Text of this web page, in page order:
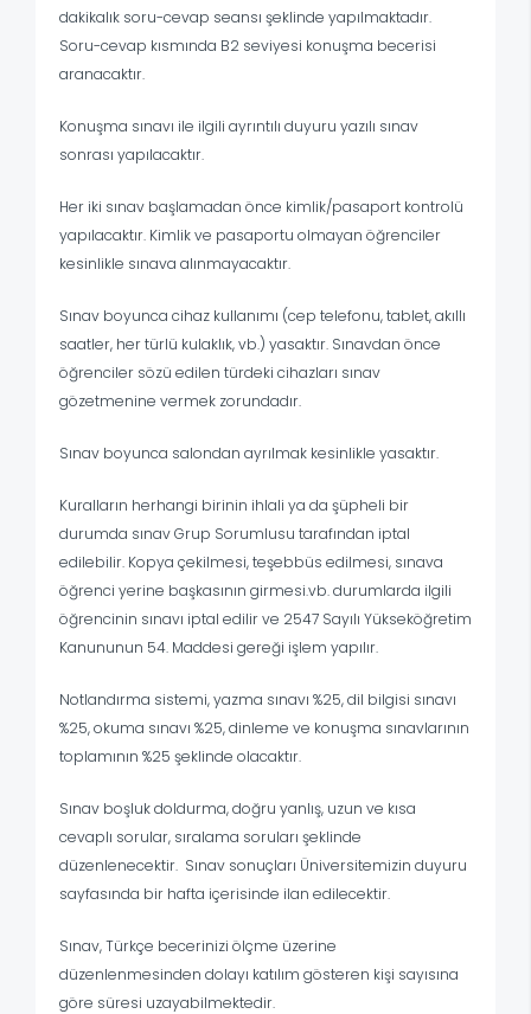
dakikalık soru-cevap seansı şeklinde yapılmaktadır.
Soru-cevap kısmında B2 seviyesi konuşma becerisi
aranacaktır.
Konuşma sınavı ile ilgili ayrıntılı duyuru yazılı sınav
sonrası yapılacaktır.
Her iki sınav başlamadan önce kimlik/pasaport kontrolü
yapılacaktır. Kimlik ve pasaportu olmayan öğrenciler
kesinlikle sınava alınmayacaktır.
Sınav boyunca cihaz kullanımı (cep telefonu, tablet, akıllı
saatler, her türlü kulaklık, vb.) yasaktır. Sınavdan önce
öğrenciler sözü edilen türdeki cihazları sınav
gözetmenine vermek zorundadır.
Sınav boyunca salondan ayrılmak kesinlikle yasaktır.
Kuralların herhangi birinin ihlali ya da şüpheli bir
durumda sınav Grup Sorumlusu tarafından iptal
edilebilir. Kopya çekilmesi, teşebbüs edilmesi, sınava
öğrenci yerine başkasının girmesi.vb. durumlarda ilgili
öğrencinin sınavı iptal edilir ve 2547 Sayılı Yükseköğretim
Kanununun 54. Maddesi gereği işlem yapılır.
Notlandırma sistemi, yazma sınavı %25, dil bilgisi sınavı
%25, okuma sınavı %25, dinleme ve konuşma sınavlarının
toplamının %25 şeklinde olacaktır.
Sınav boşluk doldurma, doğru yanlış, uzun ve kısa
cevaplı sorular, sıralama soruları şeklinde
düzenlenecektir. Sınav sonuçları Üniversitemizin duyuru
sayfasında bir hafta içerisinde ilan edilecektir.
Sınav, Türkçe becerinizi ölçme üzerine
düzenlenmesinden dolayı katılım gösteren kişi sayısına
göre süresi uzayabilmektedir.